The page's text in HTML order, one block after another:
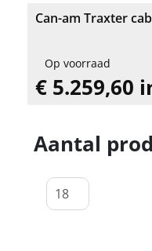
Can-am Traxter
Op voorraad
€ 5.259,60
Aantal